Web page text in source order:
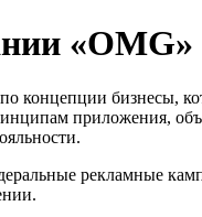
«OMG»
концепции бизнесы,
приложения,
рекламные